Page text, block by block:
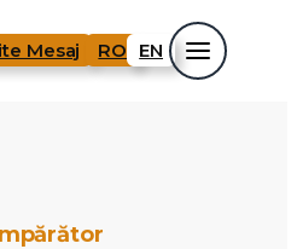
Mesaj RO EN